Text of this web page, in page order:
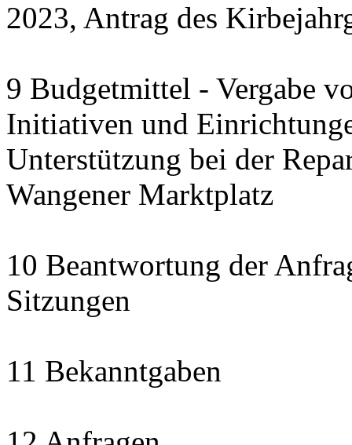
2023, Antrag des
9 Budgetmittel - Vergabe
Initiativen und
Unterstützung bei der
Wangener Marktplatz
10 Beantwortung der
Sitzungen
11 Bekanntgaben